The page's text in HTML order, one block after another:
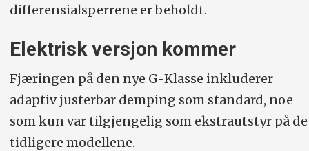
differensialsperrene er beholdt.
Elektrisk versjon kommer
Fjæringen på den nye G-Klasse inkluderer
adaptiv justerbar demping som standard, noe
som kun var tilgjengelig som ekstrautstyr på de
tidligere modellene.